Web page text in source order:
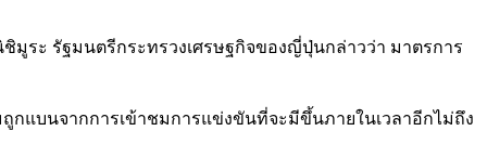
ชิมูระ รัฐมนตรีกระทรวงเศรษฐกิจของญี่ปุ่นกล่าวว่า มาตรการ
กแบนจากการเข้าชมการแข่งขันที่จะมีขึ้นภายในเวลาอีกไม่ถึง